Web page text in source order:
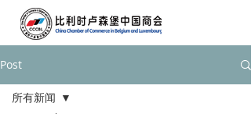
Post
所有新闻